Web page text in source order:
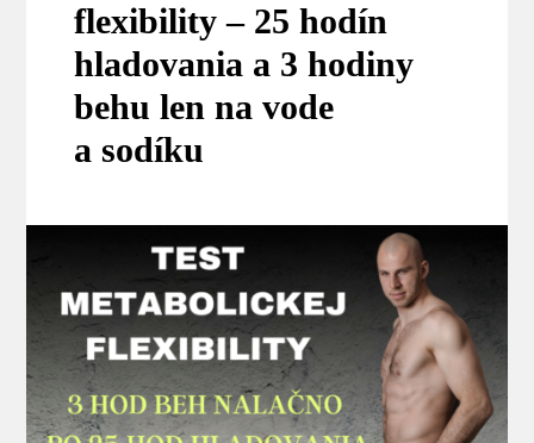
flexibility – 25 hodín
hladovania a 3 hodiny
behu len na vode
a sodíku